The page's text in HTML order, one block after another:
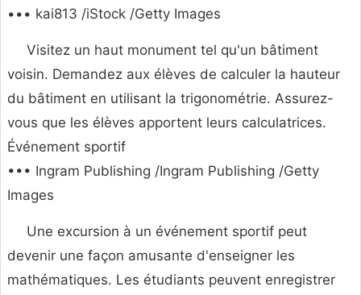
••• kai813 /iStock /Getty Images
Visitez un haut monument tel qu'un bâtiment
voisin. Demandez aux élèves de calculer la hauteur
du bâtiment en utilisant la trigonométrie. Assurez-
vous que les élèves apportent leurs calculatrices.
Événement sportif
••• Ingram Publishing /Ingram Publishing /Getty
Images
Une excursion à un événement sportif peut
devenir une façon amusante d'enseigner les
mathématiques. Les étudiants peuvent enregistrer